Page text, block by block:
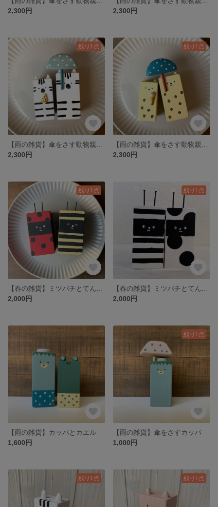
2,300円
2,300円
残り1点
2,300円
残り1点
2,300円
残り1点
2,000円
残り1点
2,000円
【雨の雑貨】カッパとカエル
1,600円
残り1点
【雨の雑貨】傘をさすカッパ
1,000円
残り1点 残り1点